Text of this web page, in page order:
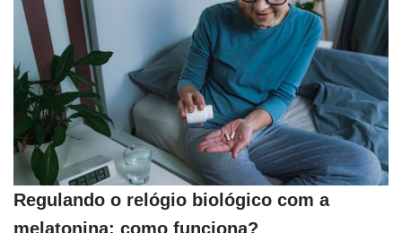
Regulando o relógio biológico com a
melatonina: como funciona?